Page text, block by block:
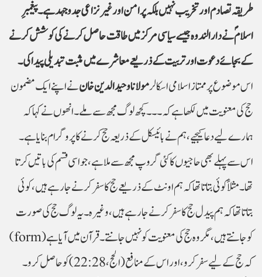
طریقہ تصادم اور تخریب نہیں بلکہ پرامن اور غیر نزاعی جدوجہد ہے۔ پیغمبرِ
اسلامؐ نے دارالندوہ جیسے سیاسی مرکز میں طاقت حاصل کرنے کی کوشش کرنے
اس موضوع پر ممتاز اسلامی اسکالرمولانا وحید الدین خاننے اپنے ایک مضمون
حج کی معنویت میں لکھا ہے کہ ۔۔۔ کچھ لوگ مجھ سے ملے۔ انھوں نے کہا کہ
ہمارے لیے دعا کیجیے، ہم نے بائیسکل کے ذریعہ حج کرنے کا پروگرام بنایا ہے۔
اس سے پہلے بھی حاجیوں کاکئی گروپ مجھ سےملا ہے، جو اسی قسم کی باتیں کرتا
تھا۔ مثلاً کوئی بتاتا تھاکہ ہم اونٹ کے ذریعے حج کا سفر کرنے جارہے ہیں، کوئی
بتاتا تھا کہ ہم پیدل حج کا سفر کرنے جارہے ہیں، وغیرہ۔ یہ لوگ حج کی صورت
(form) کو جانتے ہیں، مگر وہ حج کی معنویت کو نہیں جانتے۔ قرآن میں آیا ہے
کہ حج کے لیے سفر کرو، اور اس کے منافع (الحج، 22:28) کو حاصل کرو۔